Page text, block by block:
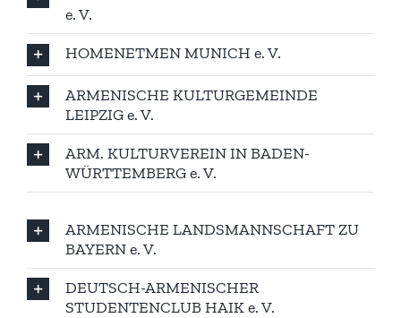
e. V.
HOMENETMEN MUNICH e. V.
ARMENISCHE KULTURGEMEINDE
LEIPZIG e. V.
ARM. KULTURVEREIN IN BADEN-
WÜRTTEMBERG e. V.
ARMENISCHE LANDSMANNSCHAFT ZU
BAYERN e. V.
DEUTSCH-ARMENISCHER
STUDENTENCLUB HAIK e. V.